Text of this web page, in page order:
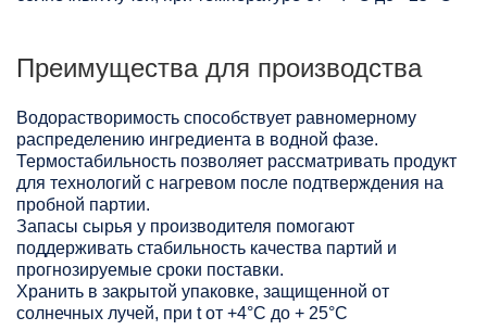
Преимущества для производства
Водорастворимость способствует равномерному
распределению ингредиента в водной фазе.
Термостабильность позволяет рассматривать продукт
для технологий с нагревом после подтверждения на
пробной партии.
Запасы сырья у производителя помогают
поддерживать стабильность качества партий и
прогнозируемые сроки поставки.
Хранить в закрытой упаковке, защищенной от
солнечных лучей, при t от +4°C до + 25°С